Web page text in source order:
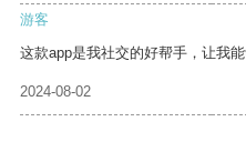
游客
这款app是我社交的好帮手，让我
2024-08-02